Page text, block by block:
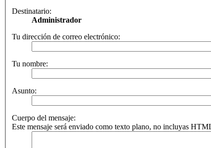
Destinatario:
Administrador
Tu dirección de correo electrónico:
Tu nombre:
Asunto:
Cuerpo del mensaje:
Este mensaje será enviado como texto plano, no incluyas